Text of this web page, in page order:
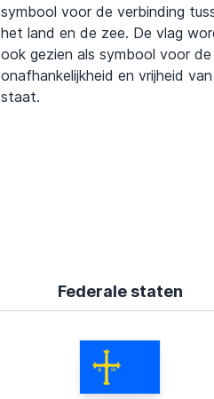
symbool voor de verbinding
het land en de zee. De vlag
ook gezien als symbool voor de
onafhankelijkheid en vrijheid
staat.
Federale staten